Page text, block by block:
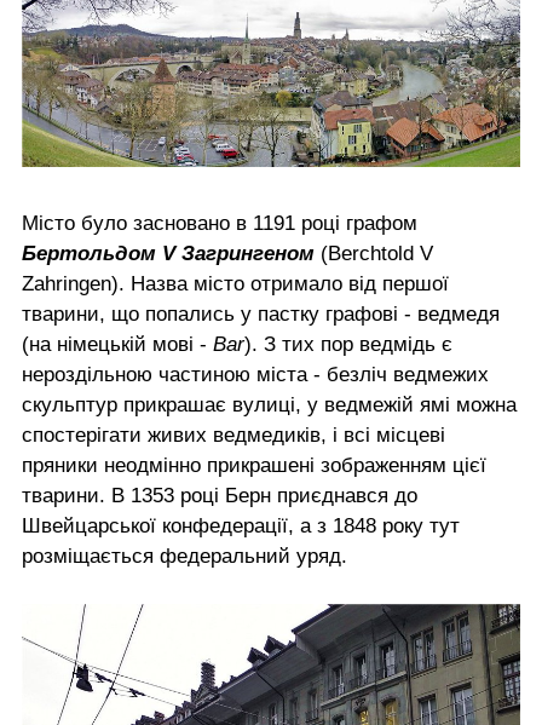
Місто було засновано в 1191 році графом
Бертольдом V Загрингеном (Berchtold V
Zahringen). Назва місто отримало від першої
тварини, що попались у пастку графові - ведмедя
(на німецькій мові - Bar). З тих пор ведмідь є
нероздільною частиною міста - безліч ведмежих
скульптур прикрашає вулиці, у ведмежій ямі можна
спостерігати живих ведмедиків, і всі місцеві
пряники неодмінно прикрашені зображенням цієї
тварини. В 1353 році Берн приєднався до
Швейцарської конфедерації, а з 1848 року тут
розміщається федеральний уряд.